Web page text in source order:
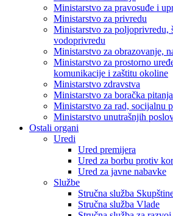
Ministarstvo za pravosuđe i
Ministarstvo za privredu
Ministarstvo za poljoprivredu,
vodoprivredu
Ministarstvo za obrazovanje,
Ministarstvo za prostorno
komunikacije i zaštitu okoline
Ministarstvo zdravstva
Ministarstvo za boračka pitanja
Ministarstvo za rad, socijalnu
Ministarstvo unutrašnjih
Ostali organi
Uredi
Ured premijera
Ured za borbu protiv
Ured za javne nabavke
Službe
Stručna služba
Stručna služba Vlade